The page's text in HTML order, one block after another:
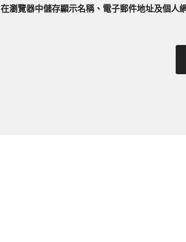
在瀏覽器中儲存顯示名稱、電子郵件地址及個人